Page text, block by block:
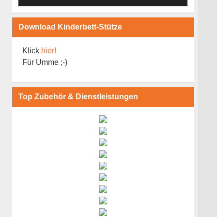
Download Kinderbett-Stütze
Klick hier!
Für Umme ;-)
Top Zubehör & Dienstleistungen